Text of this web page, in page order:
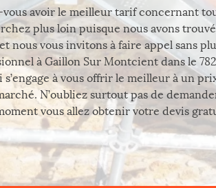
vous avoir le meilleur tarif concernant
plus loin puisque nous avons
nous vous invitons à faire appel sans
à Gaillon Sur Montcient dans le
s’engage à vous offrir le meilleur à un
N’oubliez surtout pas de
vous allez obtenir votre devis